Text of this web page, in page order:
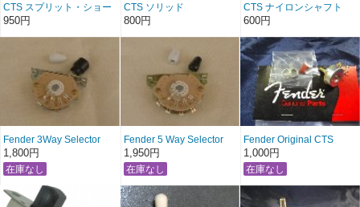
CTS スプリット・ショー
ト・ロング 250K 500K改
POTENTIOMETER
950円
CTS ソリッド
Potentiometer Solid Shaft
800円
CTS ナイロンシャフト
Pot! 各種 A10K B100K
50K:ReverseA
3M:ReverseA
600円
Fender 3Way Selector
Switch
1,800円
Fender 5 Way Selector
Switch
1,950円
Fender Original CTS
A250K Solid ヘソ付き
1,000円